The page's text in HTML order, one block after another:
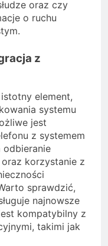
oraz czy
o ruchu
z
element,
systemu
jest
z systemem
odbieranie
korzystanie z
sprawdzić,
najnowsze
kompatybilny z
takimi jak